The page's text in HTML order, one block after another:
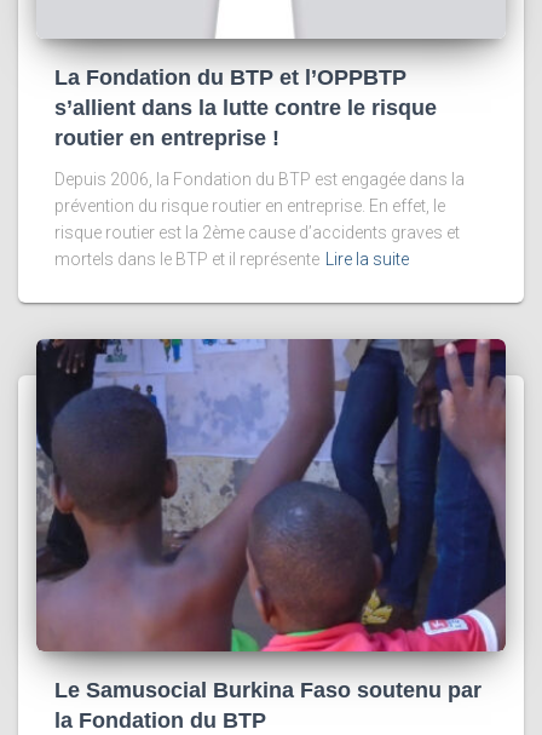
La Fondation du BTP et l’OPPBTP
s’allient dans la lutte contre le risque
routier en entreprise !
Depuis 2006, la Fondation du BTP est engagée dans la
prévention du risque routier en entreprise. En effet, le
risque routier est la 2ème cause d’accidents graves et
mortels dans le BTP et il représente
Lire la suite
Le Samusocial Burkina Faso soutenu par
la Fondation du BTP